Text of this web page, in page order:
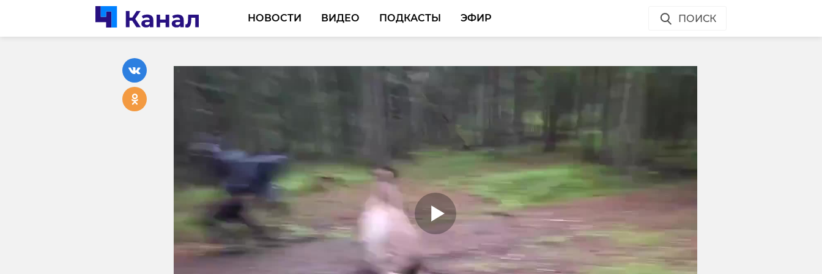
НОВОСТИ ВИДЕО ПОДКАСТЫ ЭФИР ПОИСК
В Ленобласти возбудили дело
после перелома ноги у ребенка
от самокатчика